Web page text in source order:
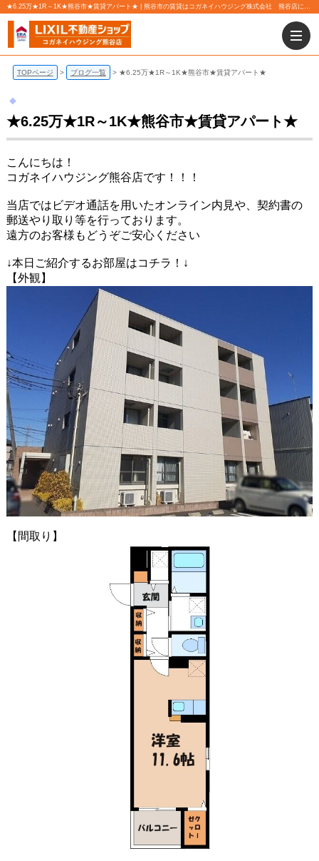
★6.25万★1R～1K★熊谷市★賃貸アパート★ | 熊谷市の賃貸はコガネイハウジング株式会社 熊谷店にお任せ下さい！
TOPページ ブログ一覧 ★6.25万★1R～1K★熊谷市★賃貸アパート★
★6.25万★1R～1K★熊谷市★賃貸アパート★
こんにちは！
コガネイハウジング熊谷店です！！！
当店ではビデオ通話を用いたオンライン内見や、契約書の
郵送やり取り等を行っております。
遠方のお客様もどうぞご安心ください
↓本日ご紹介するお部屋はコチラ！↓
【外観】
【間取り】